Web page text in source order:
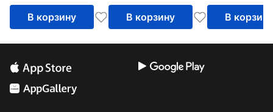
В корзину В корзину
друзьями
В корзину